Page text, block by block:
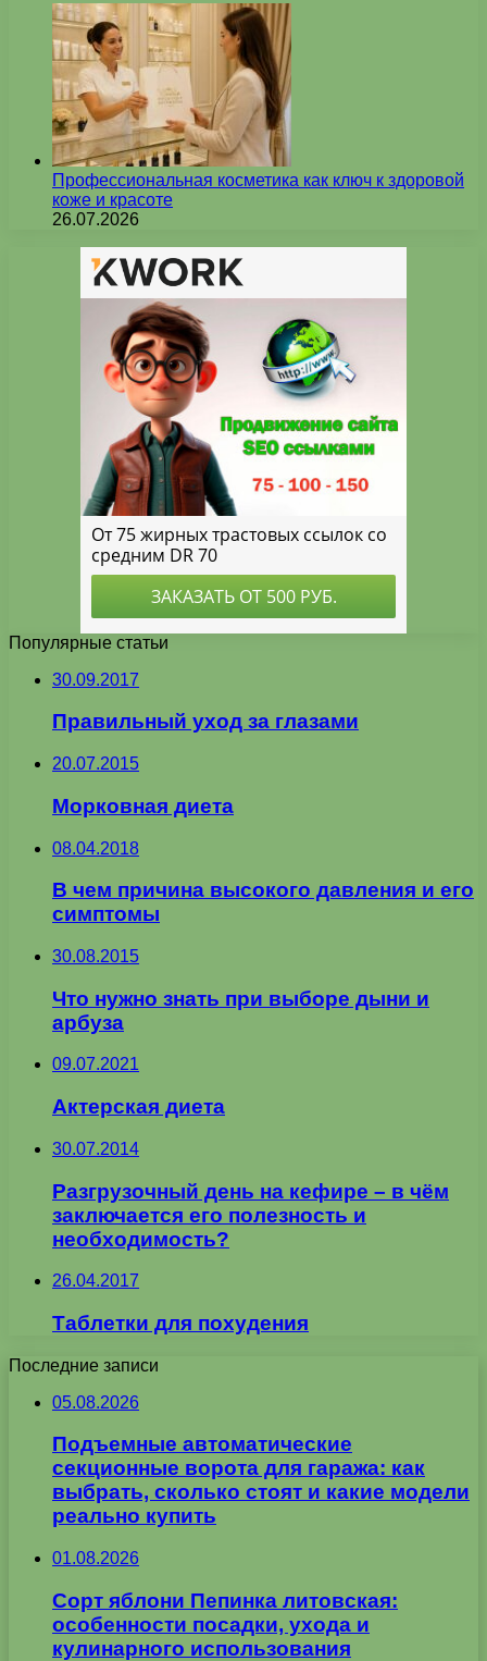
Профессиональная косметика как ключ к здоровой
коже и красоте
26.07.2026
Популярные статьи
30.09.2017
Правильный уход за глазами
20.07.2015
Морковная диета
08.04.2018
В чем причина высокого давления и его
симптомы
30.08.2015
Что нужно знать при выборе дыни и
арбуза
09.07.2021
Актерская диета
30.07.2014
Разгрузочный день на кефире – в чём
заключается его полезность и
необходимость?
26.04.2017
Таблетки для похудения
Последние записи
05.08.2026
Подъемные автоматические
секционные ворота для гаража: как
выбрать, сколько стоят и какие модели
реально купить
01.08.2026
Сорт яблони Пепинка литовская:
особенности посадки, ухода и
кулинарного использования